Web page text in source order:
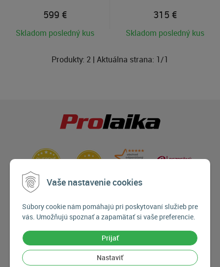
Vaše nastavenie cookies
Súbory cookie nám pomáhajú pri poskytovaní služieb pre
vás. Umožňujú spoznať a zapamätať si vaše preferencie.
Prijať
Nastaviť
599 €
Skladom posledný kus
315 €
Skladom posledný kus
Produkty: 2 | Aktuálna strana: 1/1